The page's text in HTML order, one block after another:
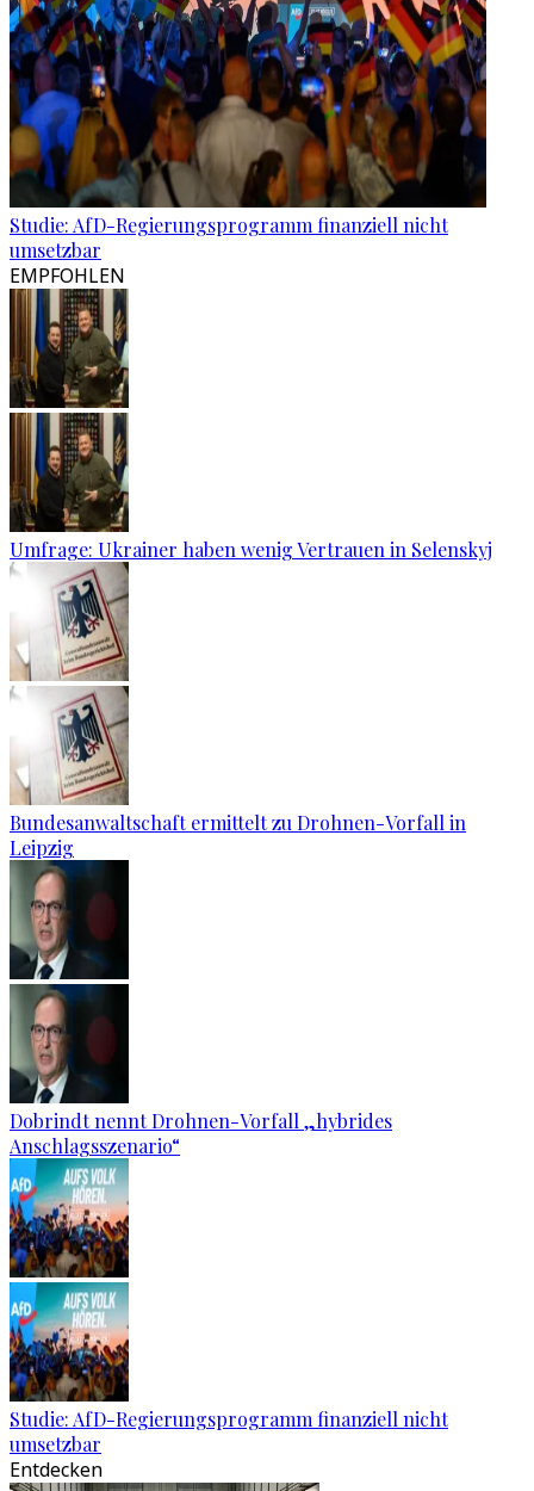
Studie: AfD-Regierungsprogramm finanziell nicht
umsetzbar
EMPFOHLEN
Umfrage: Ukrainer haben wenig Vertrauen in Selenskyj
Bundesanwaltschaft ermittelt zu Drohnen-Vorfall in
Leipzig
Dobrindt nennt Drohnen-Vorfall „hybrides
Anschlagsszenario“
Studie: AfD-Regierungsprogramm finanziell nicht
umsetzbar
Entdecken